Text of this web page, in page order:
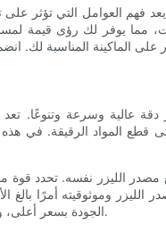
الاستثمار في ماكينة نقش ألياف الليزر
يمكن أن تؤثر على سعر ماكينة نقش ألياف
لآلة نقش ألياف الليزر بقدرة 100 واط
وموثوقيته أمرًا بالغ
الجودة بسعر أعلى، ولكنها توفر أيضًا كفاءة أفضل وعمرًا أطول، مما يجعلها استثمارًا مفيدًا للعديد من المستخدمين.